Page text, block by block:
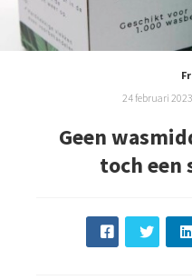
24 februari 2023
Geen
toch een